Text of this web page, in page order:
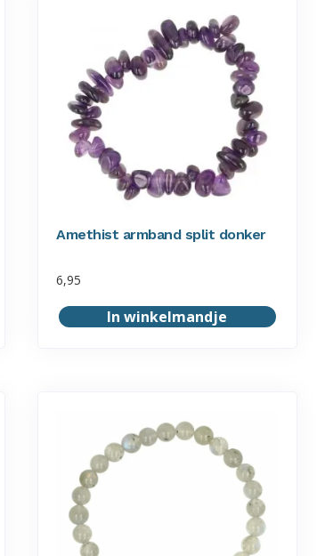
Amethist armband split donker
6,95
In winkelmandje